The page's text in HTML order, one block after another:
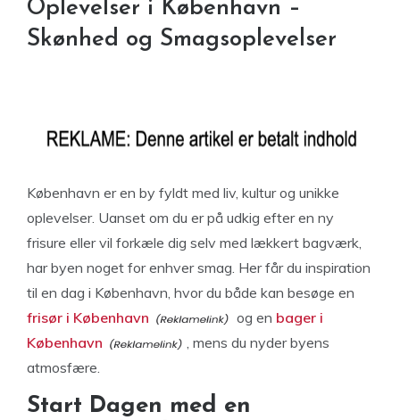
Oplevelser i København –
Skønhed og Smagsoplevelser
København er en by fyldt med liv, kultur og unikke
oplevelser. Uanset om du er på udkig efter en ny
frisure eller vil forkæle dig selv med lækkert bagværk,
har byen noget for enhver smag. Her får du inspiration
til en dag i København, hvor du både kan besøge en
frisør i København
og en bager i
København
, mens du nyder byens
atmosfære.
Start Dagen med en